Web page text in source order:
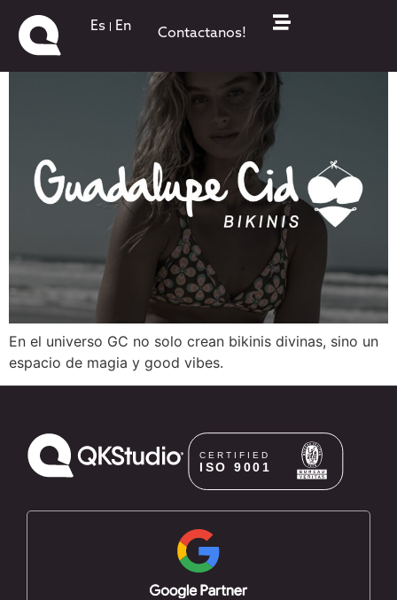
Es En Contactanos!
Bikinis Guadalupe Cid
En el universo GC no solo crean bikinis divinas, sino un
espacio de magia y good vibes.